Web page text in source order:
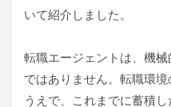
いて紹介しました。
転職エージェントは、機
ではありません。転職環
うえで、これまでに蓄積し